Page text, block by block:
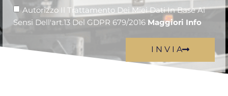
Autorizzo Il Trattamento Dei Miei Dati In Base Ai
Sensi Dell'art.13 Del GDPR 679/2016 Maggiori Info
I N V I A